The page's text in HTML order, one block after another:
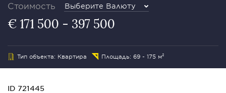
Стоимость Выберите Валюту
€ 171 500 - 397 500
Тип объекта: Квартира Площадь: 69 - 175 м²
ID 721445